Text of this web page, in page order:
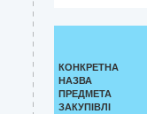
КОНКРЕТНА
НАЗВА
ПРЕДМЕТА
ЗАКУПІВЛІ